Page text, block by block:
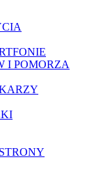
I POMORZA